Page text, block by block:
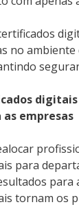
no
empresas
para
para
tornam os